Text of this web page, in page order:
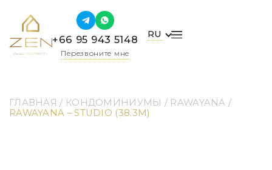
+66 95 943 5148
Перезвоните мне
RU
ГЛАВНАЯ / КОНДОМИНИУМЫ / RAWAYANA /
RAWAYANA – STUDIO (38.3M)